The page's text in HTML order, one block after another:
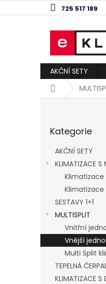
na
725 517 189
AKČNÍ SETY
Domů
e
l
kategorie
Kategorie
AKČNÍ SETY
KLIMATIZACE S
Klimatizace
SESTAVY 1+1
MULTISPLIT
Vnitřní
Vnější
Multi Split
TEPELNÁ
KLIMATIZACE S